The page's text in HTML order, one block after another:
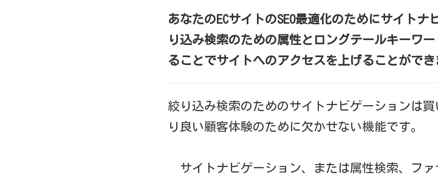
あなたのECサイトのSEO最適化のためにサイト
り込み検索のための属性とロングテールキーワ
ることでサイトへのアクセスを上げることができ
絞り込み検索のためのサイトナビゲーションは
り良い顧客体験のために欠かせない機能です。
サイトナビゲーション、または属性検索、フ